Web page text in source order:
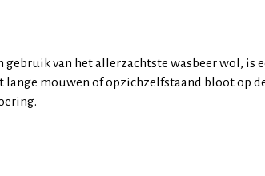
gebruik van het allerzachtste wasbeer wol,
mouwen of opzichzelfstaand bloot op